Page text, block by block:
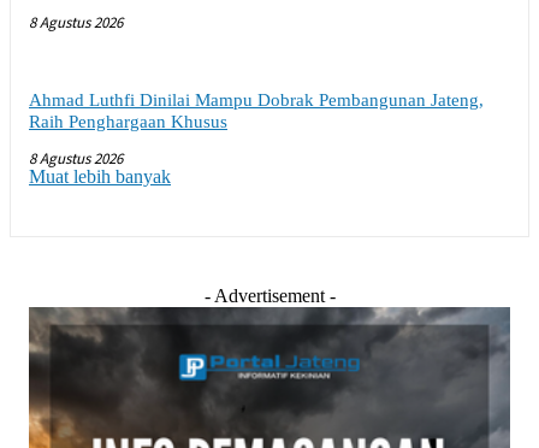
8 Agustus 2026
Ahmad Luthfi Dinilai Mampu Dobrak Pembangunan Jateng,
Raih Penghargaan Khusus
8 Agustus 2026
Muat lebih banyak
- Advertisement -